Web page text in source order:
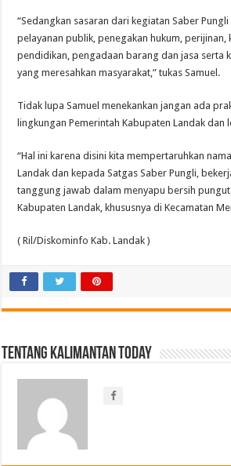
“Sedangkan sasaran dari kegiatan Saber
pelayanan publik, penegakan hukum, perijinan,
pendidikan, pengadaan barang dan jasa serta
yang meresahkan masyarakat,” tukas Samuel.
Tidak lupa Samuel menekankan jangan ada
lingkungan Pemerintah Kabupaten Landak dan
“Hal ini karena disini kita mempertaruhkan
Landak dan kepada Satgas Saber Pungli,
tanggung jawab dalam menyapu bersih
Kabupaten Landak, khususnya di Kecamatan
( Ril/Diskominfo Kab. Landak )
Tentang Kalimantan Today